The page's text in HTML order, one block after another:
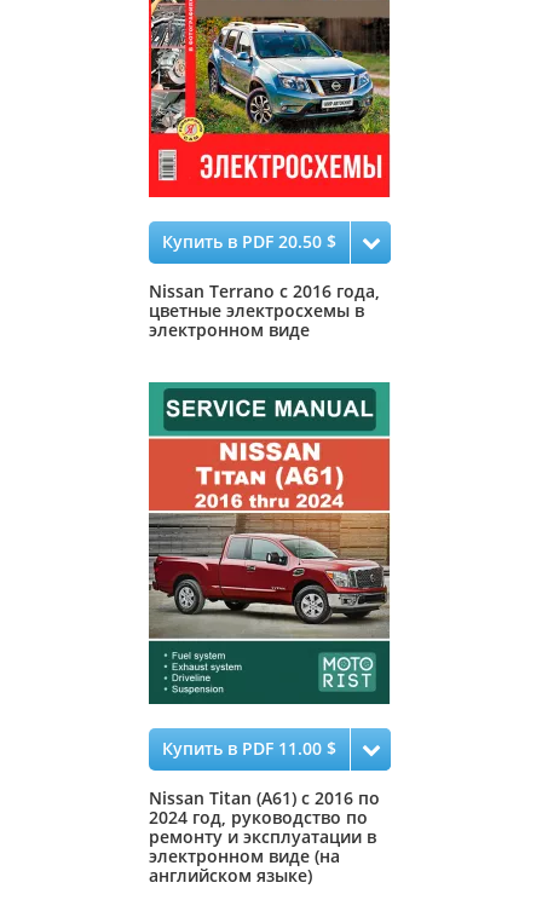
Купить в PDF 20.50 $
Nissan Terrano с 2016 года,
цветные электросхемы в
электронном виде
Купить в PDF 11.00 $
Nissan Titan (A61) с 2016 по
2024 год, руководство по
ремонту и эксплуатации в
электронном виде (на
английском языке)